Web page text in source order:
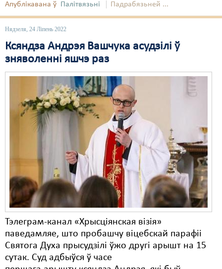
Апублікавана ў Палітвязьні Падрабязьней ...
Нядзеля, 24 Ліпень 2022
Ксяндза Андрэя Вашчука асудзілі ў
зняволенні яшчэ раз
Тэлеграм-канал «Хрысціянская візія»
паведамляе, што пробашчу віцебскай парафіі
Святога Духа прысудзілі ўжо другі арышт на 15
сутак. Суд адбыўся ў часе